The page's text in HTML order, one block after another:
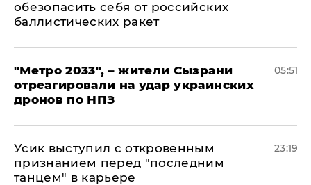
обезопасить себя от российских
баллистических ракет
"Метро 2033", – жители Сызрани
отреагировали на удар украинских
дронов по НПЗ
05:51
Усик выступил с откровенным
признанием перед "последним
танцем" в карьере
23:19